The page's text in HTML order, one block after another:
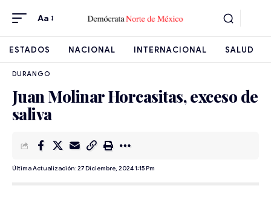
Aa
ESTADOS NACIONAL INTERNACIONAL SALUD
DURANGO
Juan Molinar Horcasitas, exceso de
saliva
Última Actualización: 27 Diciembre, 2024 1:15 Pm